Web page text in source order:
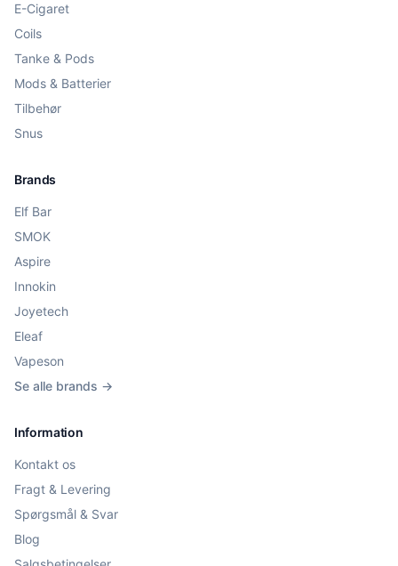
E-Cigaret
Coils
Tanke & Pods
Mods & Batterier
Tilbehør
Snus
Brands
Elf Bar
SMOK
Aspire
Innokin
Joyetech
Eleaf
Vapeson
Se alle brands →
Information
Kontakt os
Fragt & Levering
Spørgsmål & Svar
Blog